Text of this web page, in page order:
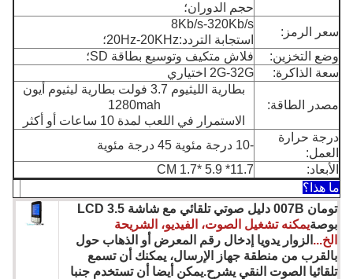
حجم الدوران؛
سعر الرمز:
8Kb/s-320Kb/s
استجابة التردد:20Hz-20KHz؛
وضع التخزين:
فلاش متكيف وتوسيع بطاقة SD؛
سعة الذاكرة:
2G-32G اختياري
مصدر الطاقة:
بطارية الليثيوم 3.7 فولت بطارية ليثيوم أيون
1280mah
الاستمرار في اللعب لمدة 10 ساعات أو أكثر
درجة حرارة
العمل:
-10 درجة مئوية 45 درجة مئوية
الأبعاد:
11.7* 5.9 *1.7 CM
ما هذا؟
تومان 007B دليل صوتي تلقائي مع شاشة LCD 3.5
بوصةيمكنه تشغيل الصوت، الفيديو، الشريحة
الخ... الزوار يدويا إدخال رقم المعرض أو الذهاب حول
بالقرب من منطقة جهاز الإرسال، يمكنك أن تسمع
تلقائيا الصوت النقي يشرح.يمكن أيضا أن تستخدم جنبا